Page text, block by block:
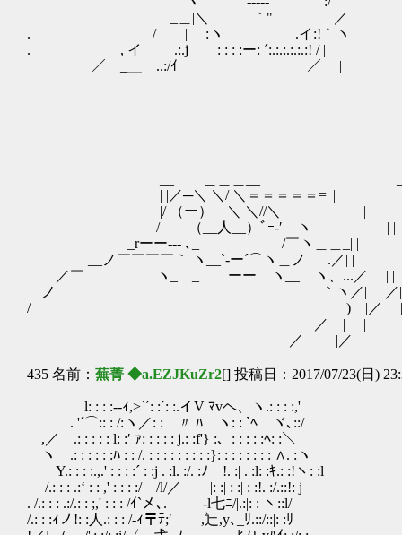
_＿|＼ ｀" ／
. / | :ヽ .イ:!｀ヽ
. , イ .:.j : : : :ー: ´:.:.:.:.:.:! / |
／ _＿ ..:/ｲ ／ |
| |／─＼ ＼/ ＼＝＝＝＝＝=| | l ただ
|/ （ー） ＼ ＼//＼ | | l こ
/ （__人__）ﾞｰ‐′ ヽ | | l 何
_rーー‐‐- ､_ /￣ヽ＿＿_| | 乂,_＿
__ノ￣￣￣￣｀ ヽ__`-ー´⌒ヽ＿ノ .／| |
／￣ ヽ_ _ ーー ヽ__ ヽ、...／ | |
ノ ｀ヽ／| ／|
/ ) |／
／ | |
／ |／
435 名前： 蕪菁 ◆a.EZJKuZr2[] 投稿日：2017/07/23(日)
l: : : :‐-ｨ,>`´: :´: :.イV ﾏvヘ、ヽ.: : : :,'
. '´⌒:: : /:ヽ／: : 〃 ﾊ ヽ: : `ﾍ ヾ､::/
,／ .: : : : : l: :′ ｧ: : : : : j.: :f'} :、: : : : :ﾍ: :＼
ヽ .: : : : : :ﾊ : : /. : : : : : : : : :}: : : : : : : : ∧. :ヽ
Y.: : : :.,.' : : : :´ : :j . :l. :/. :ﾉ !. :| . :l: :ｷ.: :!ヽ: :l
/.: : : .:‘ : : ,' : : : :/ /l/／ |: :| : :| : :!. :/.::!: j
. /.: : : .:/.: : ;,' : : : /ｲ`メ､. ‐l七ﾆ/|.:|: : ヽ::l/
/.: : :ｨノ!: :人.: : : /‐ｨ〒ﾃ;′ ,辷,y､_ﾘ.::/::|: :ﾘ